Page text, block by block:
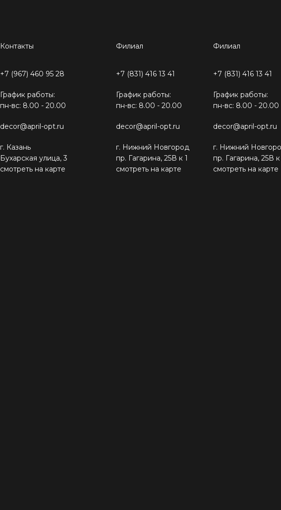
Контакты
+7 (967) 460 95 28
График работы:
пн-вс: 8.00 - 20.00
decor@april-opt.ru
г. Казань
Бухарская улица, 3
смотреть на карте
Филиал
+7 (831) 416 13 41
График работы:
пн-вс: 8.00 - 20.00
decor@april-opt.ru
г. Нижний Новгород
пр. Гагарина, 25В к 1
смотреть на карте
Филиал
+7 (831) 416 13 41
График работы:
пн-вс: 8.00 - 20.00
decor@april-opt.ru
г. Нижний
пр. Гагарина, 25В к
смотреть на карте